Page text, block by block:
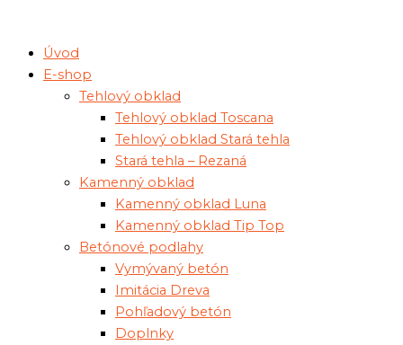
obsahÚvod
E-shop
Tehlový obklad
Tehlový obklad Toscana
Tehlový obklad Stará tehla
Stará tehla – Rezaná
Kamenný obklad
Kamenný obklad Luna
Kamenný obklad Tip Top
Betónové podlahy
Vymývaný betón
Imitácia Dreva
Pohľadový betón
Doplnky